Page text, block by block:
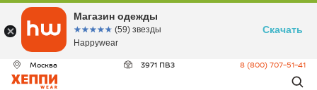
Москва 3971 ПВЗ 8 (800) 707-51-41
Магазин одежды
☆☆☆☆☆
★★★★★ (59) звезды
Happywear
Скачать